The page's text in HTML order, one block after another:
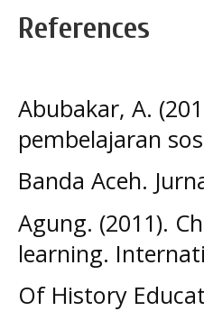
References
Abubakar, A.
pembelajaran
Banda Aceh.
Agung. (2011).
learning.
Of History